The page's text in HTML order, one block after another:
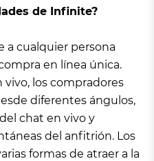
de Infinite?
a cualquier persona
en línea única.
los compradores
diferentes ángulos,
chat en vivo y
del anfitrión. Los
formas de atraer a la